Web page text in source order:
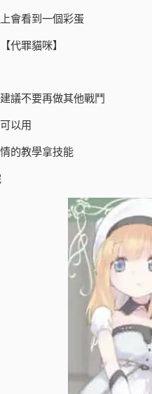
會看到一個彩蛋
代罪貓咪】
議不要再做其他戰鬥
以用
的教學拿技能